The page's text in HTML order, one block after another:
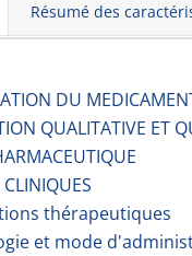
Résumé des
DU
QUALITATIVE ET
thérapeutiques
et mode